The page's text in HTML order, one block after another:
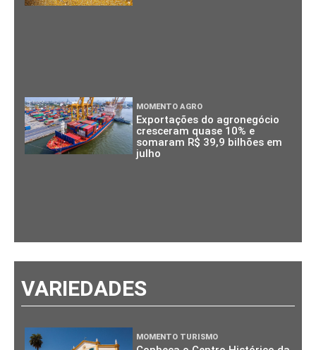
MOMENTO AGRO
Exportações do agronegócio
cresceram quase 10% e
somaram R$ 39,9 bilhões em
julho
VARIEDADES
MOMENTO TURISMO